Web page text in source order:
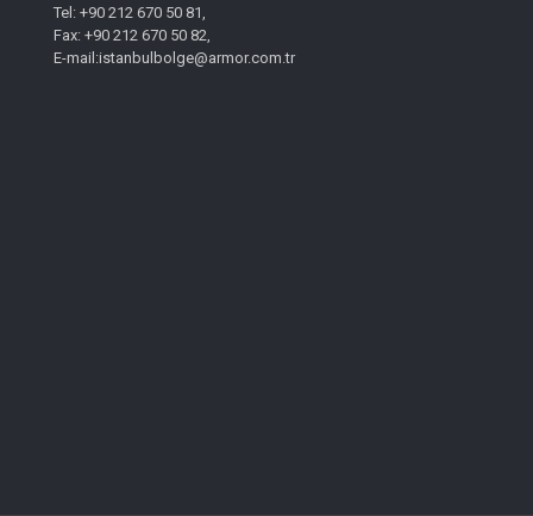
Tel: +90 212 670 50 81,
Fax: +90 212 670 50 82,
E-mail:istanbulbolge@armor.com.tr